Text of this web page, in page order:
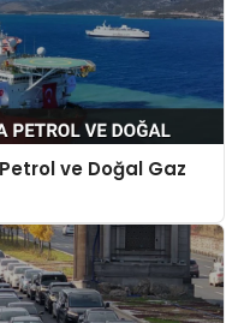
ve Doğal Gaz